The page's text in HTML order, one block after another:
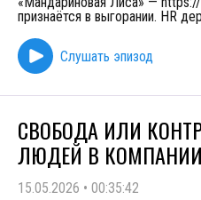
признаётся в выгорании. HR
Слушать эпизод
СВОБОДА ИЛИ
ЛЮДЕЙ В
15.05.2026 • 00:35:42